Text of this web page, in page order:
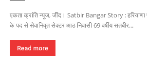
एकता क्रांति न्यूज, जींद। Satbir Bangar Story : हरियाणा
के पद से सेवानिवृत सेक्टर आठ निवासी 69 वर्षीय सतबीर...
Read more